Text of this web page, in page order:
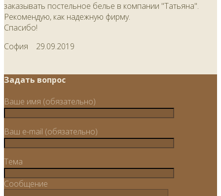
заказывать постельное белье в компании "Татьяна".
Рекомендую, как надежную фирму.
Спасибо!
София 29.09.2019
Задать вопрос
Ваше имя (обязательно)
Ваш e-mail (обязательно)
Тема
Сообщение